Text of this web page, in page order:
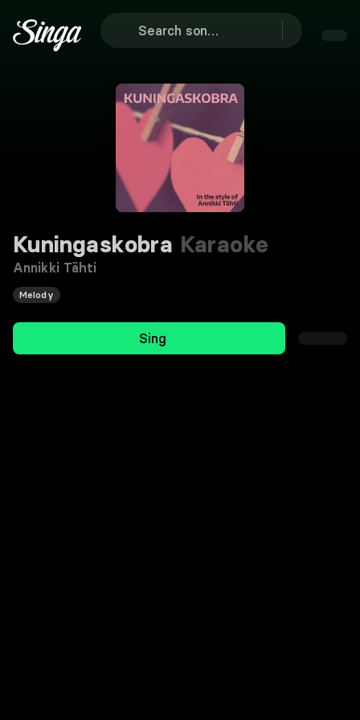
Kuningaskobra Karaoke
Annikki Tähti
Melody
Sing